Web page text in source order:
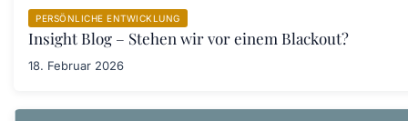
PERSÖNLICHE ENTWICKLUNG
Insight Blog – Stehen wir vor einem Blackout?
18. Februar 2026